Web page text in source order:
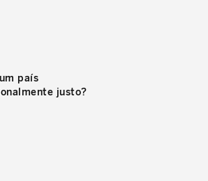
país
justo?